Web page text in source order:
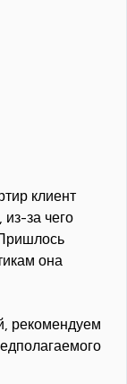
клиент
из-за чего
она
рекомендуем